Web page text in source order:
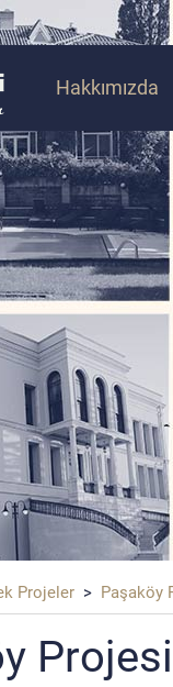
Hakkımızda
Projeler > Paşaköy